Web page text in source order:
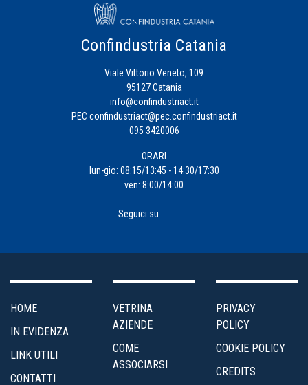
Internazionalizzazione
Marketing
e
Servizi
Confindustria Catania
Viale Vittorio Veneto, 109
95127 Catania
info@confindustriact.it
PEC confindustriact@pec.confindustriact.it
095 3420006
ORARI
lun-gio: 08:15/13:45 - 14:30/17:30
ven: 8:00/14:00
Seguici su
HOME
IN EVIDENZA
LINK UTILI
CONTATTI
VETRINA
AZIENDE
COME
ASSOCIARSI
PRIVACY
POLICY
COOKIE POLICY
CREDITS